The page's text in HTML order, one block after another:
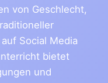
von Geschlecht,
Social Media
bietet
und